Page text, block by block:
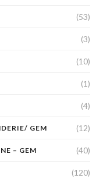
(53)
(3)
(10)
(1)
(4)
GEM (12)
– GEM (40)
(120)